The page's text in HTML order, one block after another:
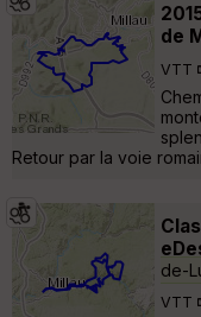
de
VTT
Retour par la voie
de-
VTT